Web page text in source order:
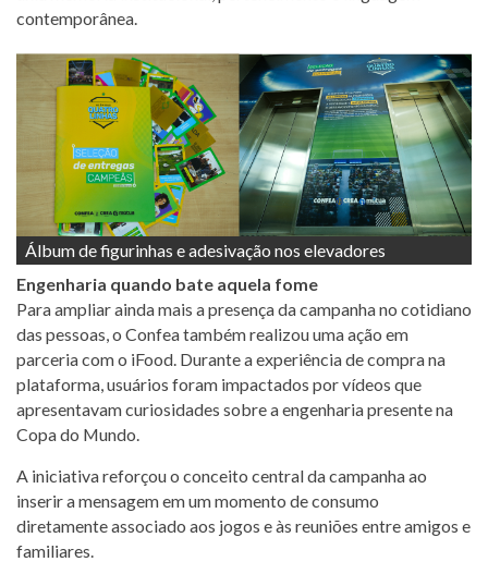
contemporânea.
Álbum de figurinhas e adesivação nos elevadores
Engenharia quando bate aquela fome
Para ampliar ainda mais a presença da campanha no cotidiano
das pessoas, o Confea também realizou uma ação em
parceria com o iFood. Durante a experiência de compra na
plataforma, usuários foram impactados por vídeos que
apresentavam curiosidades sobre a engenharia presente na
Copa do Mundo.
A iniciativa reforçou o conceito central da campanha ao
inserir a mensagem em um momento de consumo
diretamente associado aos jogos e às reuniões entre amigos e
familiares.